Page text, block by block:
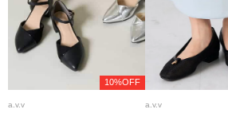
10%OFF
a.v.v a.v.v